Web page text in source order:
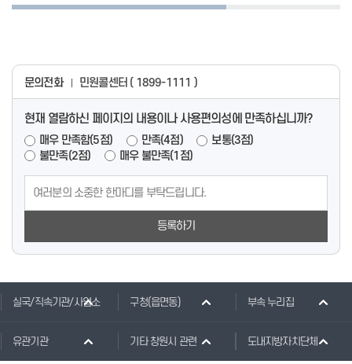
문의전화 민원콜센터 ( 1899-1111 )
현재 열람하신 페이지의 내용이나 사용편의성에 만족하십니까?
매우 만족함(5점) 만족(4점)
보통(3점)
불만족(2점)
매우 불만족(1점)
등록하기
실국/직속기관/사업소 구청(읍면동) 부속 누리집
유관기관 기타 창원시 관련 도내지방자치단체